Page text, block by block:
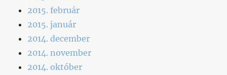
2015. február
2015. január
2014. december
2014. november
2014. október